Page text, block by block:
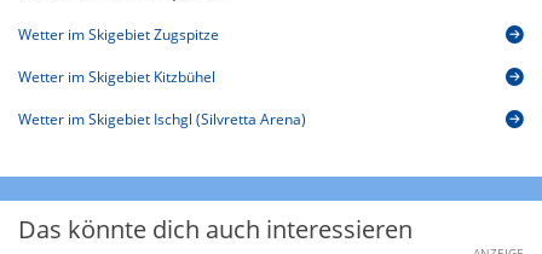
Wetter im Skigebiet Zugspitze
Wetter im Skigebiet Kitzbühel
Wetter im Skigebiet Ischgl (Silvretta Arena)
Das könnte dich auch interessieren